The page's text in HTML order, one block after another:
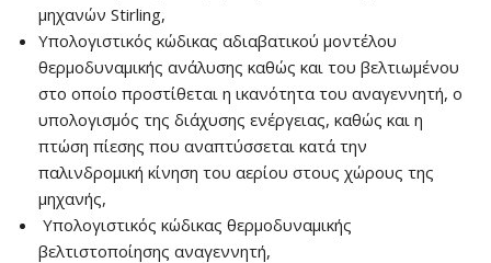
μηχανών Stirling,
Υπολογιστικός κώδικας αδιαβατικού μοντέλου
θερμοδυναμικής ανάλυσης καθώς και του βελτιωμένου
στο οποίο προστίθεται η ικανότητα του αναγεννητή, ο
υπολογισμός της διάχυσης ενέργειας, καθώς και η
πτώση πίεσης που αναπτύσσεται κατά την
παλινδρομική κίνηση του αερίου στους χώρους της
μηχανής,
Υπολογιστικός κώδικας θερμοδυναμικής
βελτιστοποίησης αναγεννητή,